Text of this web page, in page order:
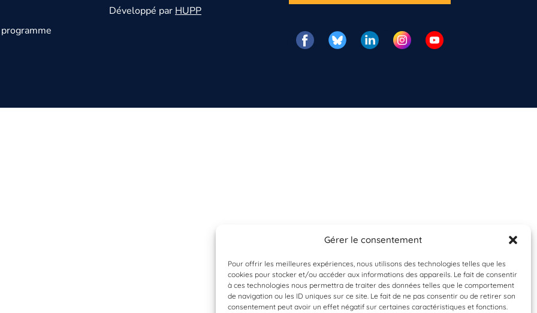
Gérer le consentement
Pour offrir les meilleures expériences, nous utilisons des technologies telles que les
cookies pour stocker et/ou accéder aux informations des appareils. Le fait de consentir
à ces technologies nous permettra de traiter des données telles que le comportement
de navigation ou les ID uniques sur ce site. Le fait de ne pas consentir ou de retirer son
consentement peut avoir un effet négatif sur certaines caractéristiques et fonctions.
Développé parHUPP